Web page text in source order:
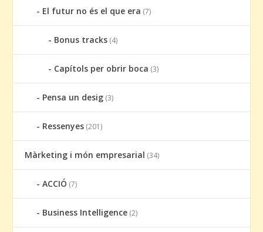
El futur no és el que era (7)
Bonus tracks (4)
Capítols per obrir boca (3)
Pensa un desig (3)
Ressenyes (201)
Màrketing i món empresarial (34)
ACCIÓ (7)
Business Intelligence (2)